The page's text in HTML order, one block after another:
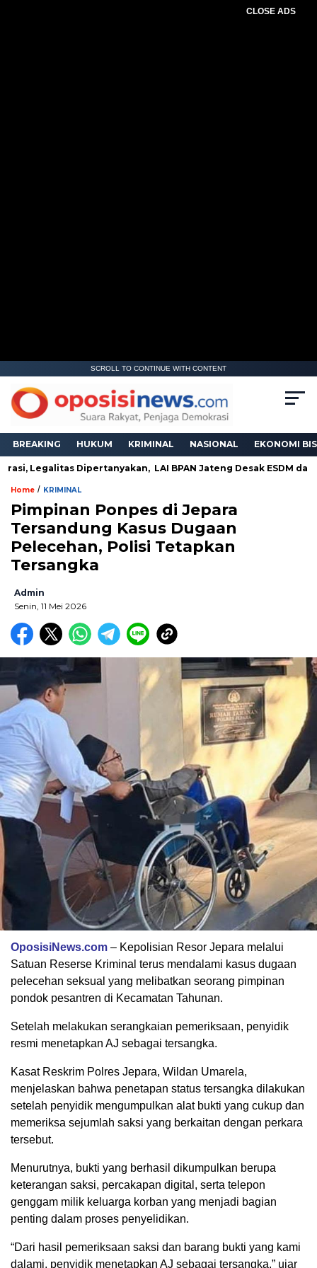
CLOSE ADS
SCROLL TO CONTINUE WITH CONTENT
BREAKING HUKUM KRIMINAL NASIONAL EKONOMI
Legalitas Dipertanyakan, LAI BPAN Jateng Desak ESDM dan
Home / KRIMINAL
Pimpinan Ponpes di Jepara
Tersandung Kasus Dugaan
Pelecehan, Polisi Tetapkan
Tersangka
Admin
Senin, 11 Mei 2026
OposisiNews.com – Kepolisian Resor Jepara melalui
Satuan Reserse Kriminal terus mendalami kasus dugaan
pelecehan seksual yang melibatkan seorang pimpinan
pondok pesantren di Kecamatan Tahunan.
Setelah melakukan serangkaian pemeriksaan, penyidik
resmi menetapkan AJ sebagai tersangka.
Kasat Reskrim Polres Jepara, Wildan Umarela,
menjelaskan bahwa penetapan status tersangka dilakukan
setelah penyidik mengumpulkan alat bukti yang cukup dan
memeriksa sejumlah saksi yang berkaitan dengan perkara
tersebut.
Menurutnya, bukti yang berhasil dikumpulkan berupa
keterangan saksi, percakapan digital, serta telepon
genggam milik keluarga korban yang menjadi bagian
penting dalam proses penyelidikan.
“Dari hasil pemeriksaan saksi dan barang bukti yang kami
dalami, penyidik menetapkan AJ sebagai tersangka,” ujar